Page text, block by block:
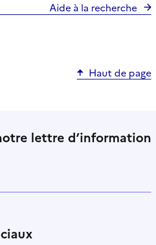
Aide à la recherche
Haut de page
lettre d’information